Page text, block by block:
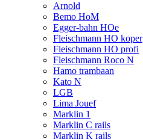
Arnold
Bemo HoM
Egger-bahn HOe
Fleischmann HO koper
Fleischmann HO profi
Fleischmann Roco N
Hamo trambaan
Kato N
LGB
Lima Jouef
Marklin 1
Marklin C rails
Marklin K rails